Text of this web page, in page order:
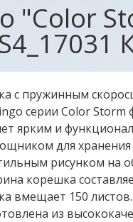
"Color
с пружинным
серии Color Storm
ярким и
для
рисунком на
корешка
вмещает 150
из